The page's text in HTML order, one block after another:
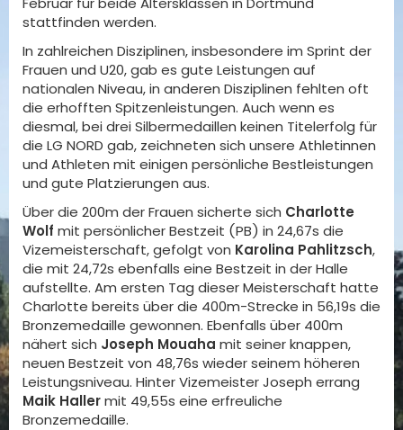
stattfinden werden.
In zahlreichen Disziplinen, insbesondere im Sprint der
Frauen und U20, gab es gute Leistungen auf
nationalen Niveau, in anderen Disziplinen fehlten oft
die erhofften Spitzenleistungen. Auch wenn es
diesmal, bei drei Silbermedaillen keinen Titelerfolg für
die LG NORD gab, zeichneten sich unsere Athletinnen
und Athleten mit einigen persönliche Bestleistungen
und gute Platzierungen aus.
Über die 200m der Frauen sicherte sich Charlotte
Wolf mit persönlicher Bestzeit (PB) in 24,67s die
Vizemeisterschaft, gefolgt von Karolina Pahlitzsch,
die mit 24,72s ebenfalls eine Bestzeit in der Halle
aufstellte. Am ersten Tag dieser Meisterschaft hatte
Charlotte bereits über die 400m-Strecke in 56,19s die
Bronzemedaille gewonnen. Ebenfalls über 400m
nähert sich Joseph Mouaha mit seiner knappen,
neuen Bestzeit von 48,76s wieder seinem höheren
Leistungsniveau. Hinter Vizemeister Joseph errang
Maik Hallermit 49,55s eine erfreuliche
Bronzemedaille.